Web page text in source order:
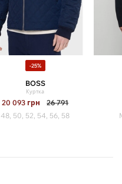
-25%
BOSS
Куртка
20 093 грн
26 791
48, 50, 52, 54, 56, 58